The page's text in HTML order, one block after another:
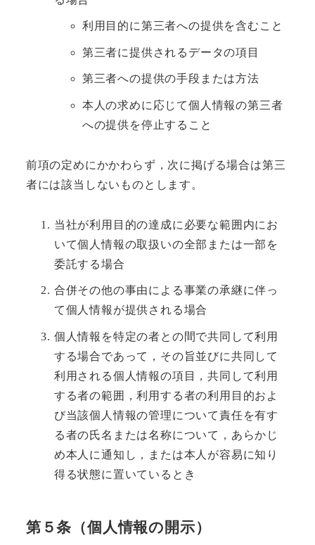
利用目的に第三者への提供を含むこと
第三者に提供されるデータの項目
第三者への提供の手段または方法
本人の求めに応じて個人情報の第三者
への提供を停止すること
前項の定めにかかわらず，次に掲げる場合は第三
者には該当しないものとします。
当社が利用目的の達成に必要な範囲内にお
いて個人情報の取扱いの全部または一部を
委託する場合
合併その他の事由による事業の承継に伴っ
て個人情報が提供される場合
個人情報を特定の者との間で共同して利用
する場合であって，その旨並びに共同して
利用される個人情報の項目，共同して利用
する者の範囲，利用する者の利用目的およ
び当該個人情報の管理について責任を有す
る者の氏名または名称について，あらかじ
め本人に通知し，または本人が容易に知り
得る状態に置いているとき
第５条（個人情報の開示）